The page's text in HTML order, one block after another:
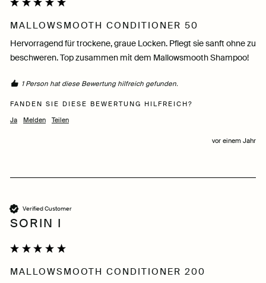
MALLOWSMOOTH CONDITIONER 50
Hervorragend für trockene, graue Locken. Pflegt sie sanft ohne zu
beschweren. Top zusammen mit dem Mallowsmooth Shampoo!
1 Person hat diese Bewertung hilfreich gefunden.
FANDEN SIE DIESE BEWERTUNG HILFREICH?
Ja
Melden Teilen
vor einem Jahr
Verified Customer
SORIN I
MALLOWSMOOTH CONDITIONER 200